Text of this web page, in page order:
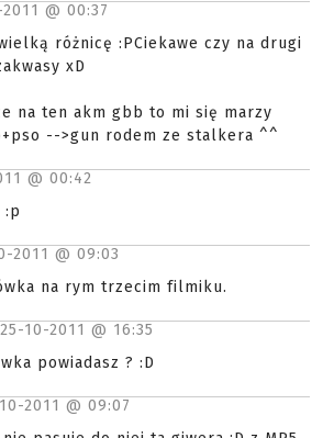
@ 00:37
różnicę :PCiekawe czy na drugi
xD
na ten akm gbb to mi się marzy
-->gun rodem ze stalkera ^^
@ 00:42
:p
2011 @ 09:03
na rym trzecim filmiku.
25-10-2011 @ 16:35
powiadasz ? :D
2011 @ 09:07